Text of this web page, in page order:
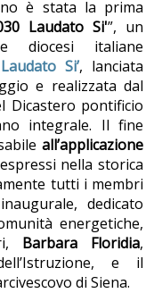
è stata la prima
Laudato Si'”, un
diocesi italiane
Si’, lanciata
e realizzata dal
Dicastero pontificio
integrale. Il fine
all’applicazione
espressi nella storica
tutti i membri
dedicato
energetiche,
Barbara Floridia,
e il
di Siena.